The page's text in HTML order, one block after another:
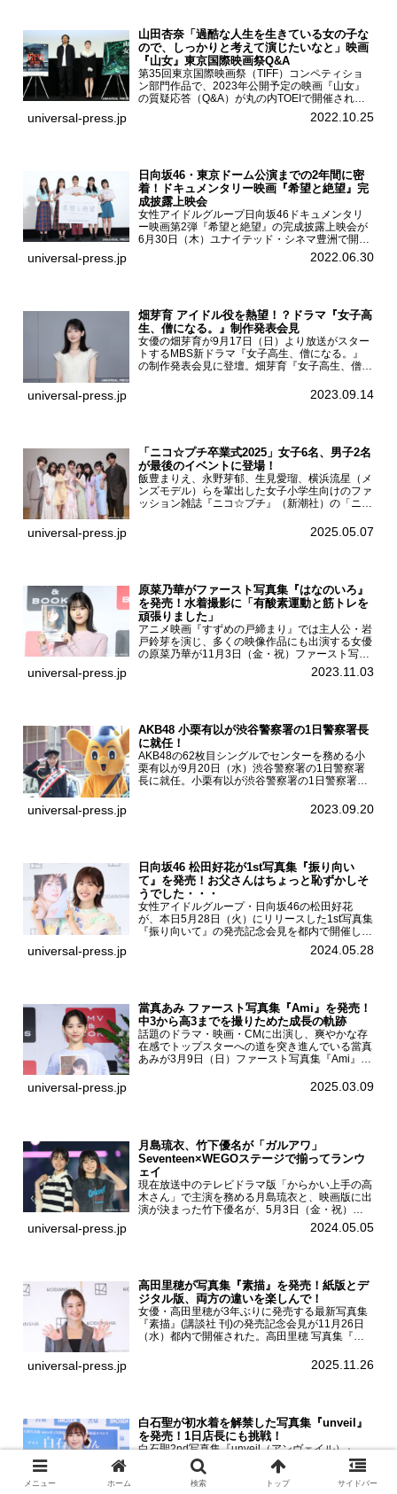
山田杏奈「過酷な人生を生きている女の子な
ので、しっかりと考えて演じたいなと」映画
『山女』東京国際映画祭Q&A
第35回東京国際映画祭（TIFF）コンペティショ
ン部門作品で、2023年公開予定の映画『山女』
の質疑応答（Q&A）が丸の内TOEIで開催され、
主演を務めた女優の山田杏奈、監督の福永壮志が
登壇。本作について語った。映画『山女』第35
universal-press.jp 2022.10.25
日向坂46・東京ドーム公演までの2年間に密
着！ドキュメンタリー映画『希望と絶望』完
成披露上映会
女性アイドルグループ日向坂46ドキュメンタリ
ー映画第2弾『希望と絶望』の完成披露上映会が
6月30日（木）ユナイテッド・シネマ豊洲で開催
され、日向坂46メンバーの加藤史帆、齊藤京
子、佐々木久美、富田鈴花、松田好花の5人が登
universal-press.jp 2022.06.30
畑芽育 アイドル役を熱望！？ドラマ『女子高
生、僧になる。』制作発表会見
女優の畑芽育が9月17日（日）より放送がスター
トするMBS新ドラマ『女子高生、僧になる。』
の制作発表会見に登壇。畑芽育『女子高生、僧に
ーについて「下白石麦は頭にビックリマークと、
universal-press.jp 2023.09.14
「ニコ☆プチ卒業式2025」女子6名、男子2名
が最後のイベントに登場！
飯豊まりえ、永野芽郁、生見愛瑠、横浜流星（メ
ンズモデル）らを輩出した女子小学生向けのファ
ッション雑誌『ニコ☆プチ』（新潮社）の「ニコ
モード学園コクーンタワーで開催され、卒業モデ
universal-press.jp 2025.05.07
原菜乃華がファースト写真集『はなのいろ』
を発売！水着撮影に「有酸素運動と筋トレを
頑張りました」
アニメ映画『すずめの戸締まり』では主人公・岩
戸鈴芽を演じ、多くの映像作品にも出演する女優
の原菜乃華が11月3日（金・祝）ファースト写真
集『はなのいろ』発売記念イベントを
HMV&BOOKS SHIBUYAで開催した。原菜乃華フ
universal-press.jp 2023.11.03
AKB48 小栗有以が渋谷警察署の1日警察署長
に就任！
AKB48の62枚目シングルでセンターを務める小
栗有以が9月20日（水）渋谷警察署の1日警察署
長に就任。小栗有以が渋谷警察署の1日警察署長
での10日間実施される令和5年 秋の全国交通安全
universal-press.jp 2023.09.20
日向坂46 松田好花が1st写真集『振り向い
て』を発売！お父さんはちょっと恥ずかしそ
うでした・・・
女性アイドルグループ・日向坂46の松田好花
が、本日5月28日（火）にリリースした1st写真集
『振り向いて』の発売記念会見を都内で開催し
た。日向坂46 松田好花1st写真集『振り向いて』
発売記念会見写真集では日向坂46の松田好花を
universal-press.jp 2024.05.28
當真あみ ファースト写真集『Ami』を発売！
中3から高3までを撮りためた成長の軌跡
話題のドラマ・映画・CMに出演し、爽やかな存
在感でトップスターへの道を突き進んでいる當真
あみが3月9日（日）ファースト写真集『Ami』
BOOKS SHIBUYAで開催した。當真あみファース
universal-press.jp 2025.03.09
月島琉衣、竹下優名が「ガルアワ」
Seventeen×WEGOステージで揃ってランウ
ェイ
現在放送中のテレビドラマ版「からかい上手の高
木さん」で主演を務める月島琉衣と、映画版に出
演が決まった竹下優名が、5月3日（金・祝）東
京・国立代々木競技場第一体育館で開催されたフ
ァッション&音楽イベント『Rakuten GirlsAward
universal-press.jp 2024.05.05
高田里穂が写真集『素描』を発売！紙版とデ
ジタル版、両方の違いを楽しんで！
女優・高田里穂が3年ぶりに発売する最新写真集
『素描』(講談社 刊)の発売記念会見が11月26日
（水）都内で開催された。高田里穂 写真集『素
あなたです』(読売テレビ)に出演するなど女優と
universal-press.jp 2025.11.26
白石聖が初水着を解禁した写真集『unveil』
を発売！1日店長にも挑戦！
白石聖2nd写真集『unveil（アンヴェイル）』
（宝島社 刊）の発売を記念した1日店長イベント
が9月7日（土）秋葉原・書泉ブックタワーにて
開催された。白石聖2nd写真集『unveil』の発売
メニュー ホーム 検索 トップ サイドバー